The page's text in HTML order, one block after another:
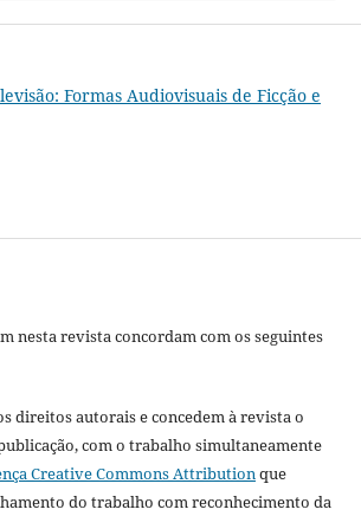
Formas Audiovisuais de Ficção e
nesta revista concordam com os seguintes
direitos autorais e concedem à revista o
com o trabalho simultaneamente
Creative Commons Attributionque
do trabalho com reconhecimento da